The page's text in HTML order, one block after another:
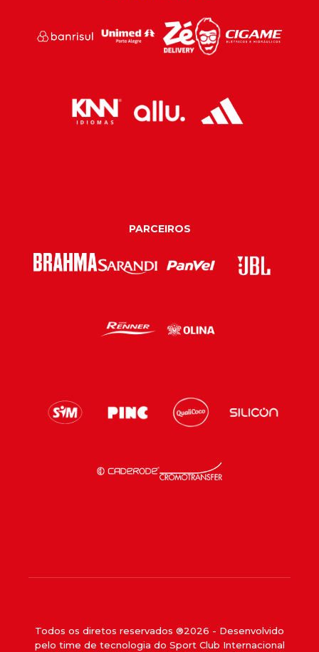
PARCEIROS
Todos os diretos reservados ®2026 - Desenvolvido
pelo time de tecnologia do Sport Club Internacional